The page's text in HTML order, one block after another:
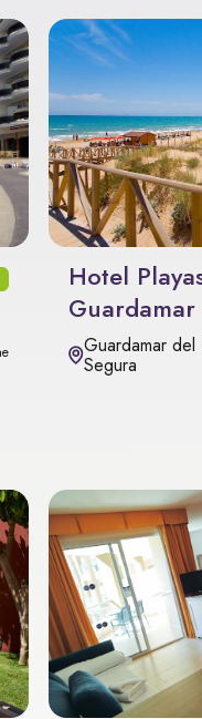
Hotel
Guardamar
Guardamar del
Segura